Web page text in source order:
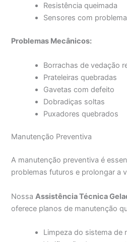
Resistência queimada
Sensores com problema
Problemas Mecânicos:
Borrachas de vedação
Prateleiras quebradas
Gavetas com defeito
Dobradiças soltas
Puxadores quebrados
Manutenção Preventiva
A manutenção preventiva é
problemas futuros e prolongar a
Nossa Assistência Técnica
oferece planos de manutenção
Limpeza do sistema de